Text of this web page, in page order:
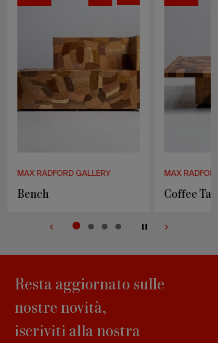
MAX RADFORD GALLERY
Bench
MAX
Coffee
Resta aggiornato sulle
nostre novità,
iscriviti alla nostra